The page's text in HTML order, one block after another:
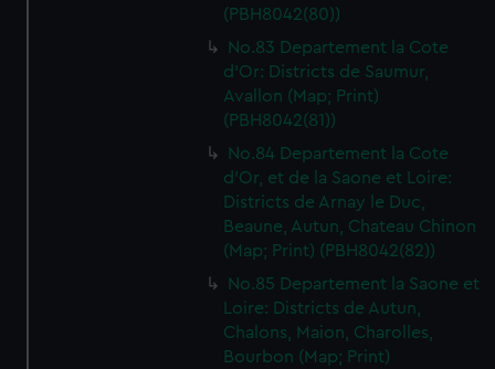
(PBH8042(80))
No.83 Departement la Cote
d'Or: Districts de Saumur,
Avallon (Map; Print)
(PBH8042(81))
No.84 Departement la Cote
d'Or, et de la Saone et Loire:
Districts de Arnay le Duc,
Beaune, Autun, Chateau Chinon
(Map; Print) (PBH8042(82))
No.85 Departement la Saone et
Loire: Districts de Autun,
Chalons, Maion, Charolles,
Bourbon (Map; Print)